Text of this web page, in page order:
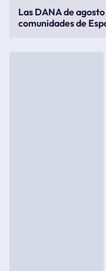
Las DANA de
comunidades de